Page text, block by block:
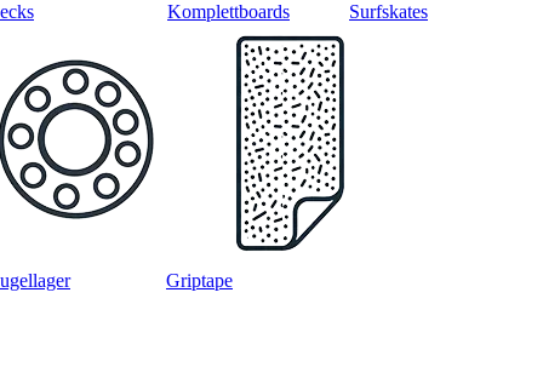
Komplettboards Surfskates
Griptape